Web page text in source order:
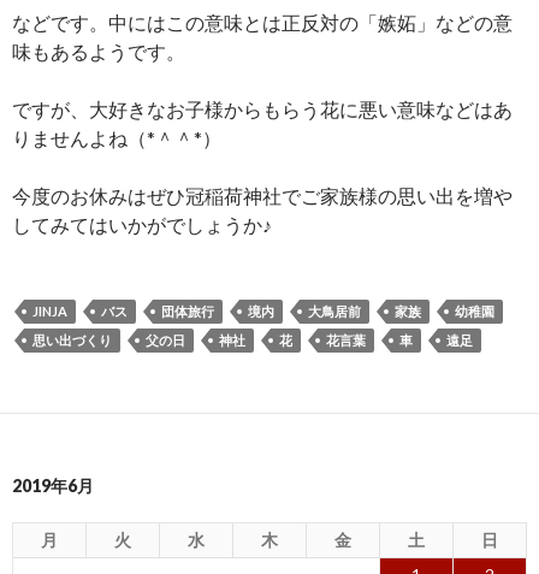
などです。中にはこの意味とは正反対の「嫉妬」などの意
味もあるようです。
ですが、大好きなお子様からもらう花に悪い意味などはあ
りませんよね（*＾＾*）
今度のお休みはぜひ冠稲荷神社でご家族様の思い出を増や
してみてはいかがでしょうか♪
JINJA バス 団体旅行 境内 大鳥居前 家族
幼稚園
思い出づくり
父の日 神社 花 花言葉 車 遠足
2019年6月
月 火 水 木 金 土
日